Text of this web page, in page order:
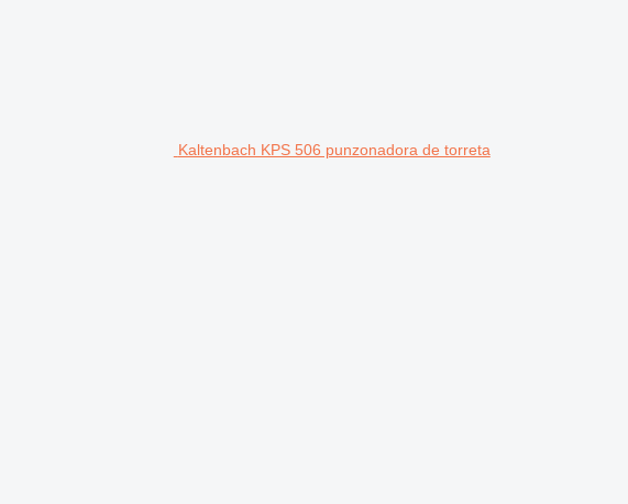
Kaltenbach KPS 506 punzonadora de torreta